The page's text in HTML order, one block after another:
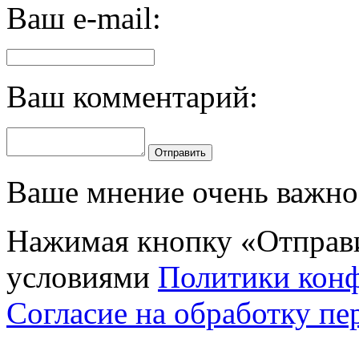
Ваш e-mail:
Ваш комментарий:
Отправить
Ваше мнение очень
Нажимая кнопку
условиями Политики
Согласие на обработку